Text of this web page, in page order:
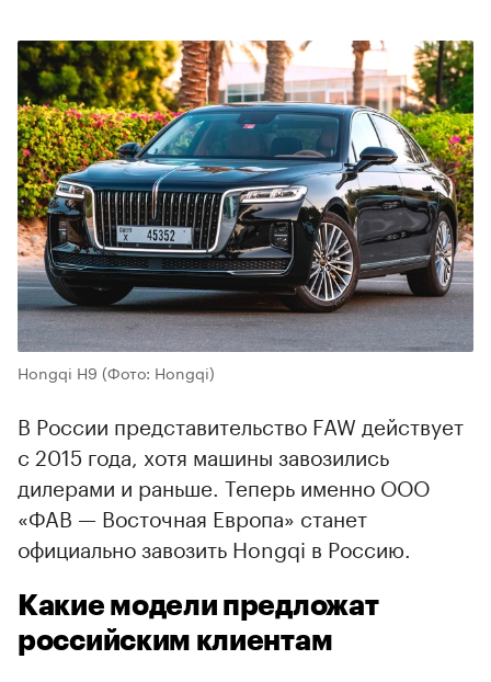
Hongqi H9 (Фото: Hongqi)
В России представительство FAW действует
с 2015 года, хотя машины завозились
дилерами и раньше. Теперь именно ООО
«ФАВ — Восточная Европа» станет
официально завозить Hongqi в Россию.
Какие модели предложат
российским клиентам